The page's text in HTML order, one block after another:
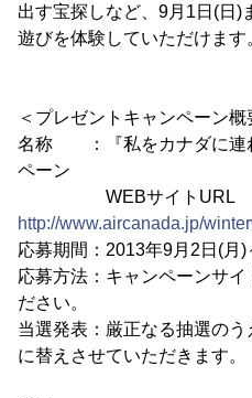
出す宝探しなど、9月1日(日)
遊びを体験していただけます
＜プレゼントキャンペーン概
名称 ：『私をカナダに連
ペーン
WEBサイトURL
http://www.aircanada.jp/
応募期間：2013年9月2日(月
応募方法：キャンペーンサ
ださい。
当選発表：厳正なる抽選の
に替えさせていただきます。